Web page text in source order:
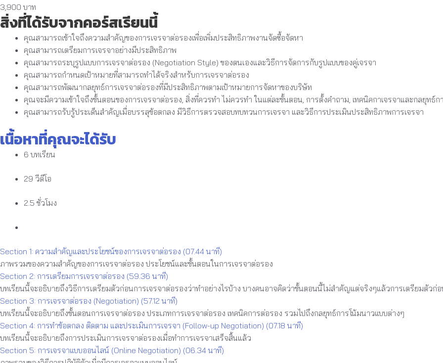
3,900 บาท
สิ่งที่ได้รับจากคอร์สเรียนนี้
คุณสามารถเข้าใจถึงความสำคัญของการเจรจาต่อรองเพื่อเพิ่มประสิทธิภาพงานจัดซื้อจัดหา
คุณสามารถเตรียมการเจรจาอย่างมีประสิทธิภาพ
คุณสามารถระบุรูปแบบการเจรจาต่อรอง (Negotiation Style) ของตนเองและวิธีการจัดการกับรูปแบบของคู่เจรจา
คุณสามารถกำหนดเป้าหมายที่สามารถทำได้จริงสำหรับการเจรจาต่อรอง
คุณสามารถพัฒนากลยุทธ์การเจรจาต่อรองที่มีประสิทธิภาพตามเป้าหมายการจัดหาของบริษัท
คุณจะมีความเข้าใจถึงขั้นตอนของการเจรจาต่อรอง, สิ่งที่ควรทำ ไม่ควรทำ ในแต่ละขั้นตอน, การตั้งคำถาม, เทคนิคกาเจรจาและกลยุทธ์ก
คุณสามารถรับรู้ประเด็นสำคัญเมื่อบรรลุข้อตกลง มีวิธีการตรวจสอบทบทวนการเจรจา และวิธีการประเมินประสิทธิภาพการเจรจา
เนื้อหาที่คุณจะได้รับ
6 บทเรียน
29 วีดีโอ
2.5 ชั่วโมง
Section 1: ความสำคัญและประโยชน์ของการเจรจาต่อรอง (07.44 นาที)
ภาพรวมของความสำคัญของการเจรจาต่อรอง ประโยชน์และขั้นตอนในการเจรจาต่อรอง
Section 2: การเตรียมการเจรจาต่อรอง (59.36 นาที)
บทเรียนนี้จะอธิบายถึงวิธีการเตรียมตัวก่อนการเจรจาต่อรองว่าทำอย่างไรบ้าง บางคนอาจคิดว่าขั้นตอนนี้ไม่สำคัญแต่จริงๆแล้วการเตรียมตัวก่
Section 3: การเจรจาต่อรอง (Negotiation) (57.12 นาที)
บทเรียนนี้จะอธิบายถึงขั้นตอนการเจรจาต่อรอง ประเภทการเจรจาต่อรอง เทคนิคการต่อรอง รวมไปถึงกลยุทธ์การโน้มนาวแบบต่างๆ
Section 4: การทำข้อตกลง ติดตาม และประเมินการเจรจา (Follow-up Negotiation) (07.18 นาที)
บทเรียนนี้จะอธิบายถึงการประเมินการเจรจาต่อรองเมื่อทำการเจรจาเสร็จสิ้นแล้ว
Section 5: การเจรจาแบบออนไลน์ (Online Negotiation) (06.34 นาที)